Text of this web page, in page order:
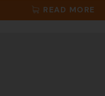
READ MORE